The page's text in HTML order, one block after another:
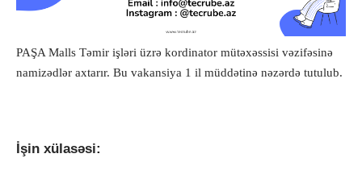
PAŞA Malls Təmir işləri üzrə kordinator mütəxəssisi vəzifəsinə
namizədlər axtarır. Bu vakansiya 1 il müddətinə nəzərdə tutulub.
İşin xülasəsi: